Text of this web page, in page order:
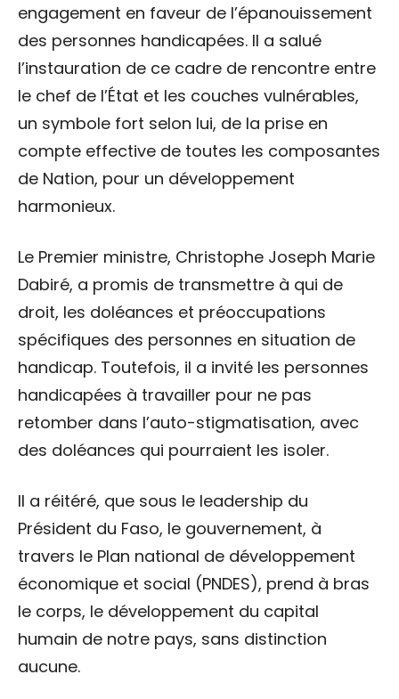
engagement en faveur de l’épanouissement
des personnes handicapées. Il a salué
l’instauration de ce cadre de rencontre entre
le chef de l’État et les couches vulnérables,
un symbole fort selon lui, de la prise en
compte effective de toutes les composantes
de Nation, pour un développement
harmonieux.
Le Premier ministre, Christophe Joseph Marie
Dabiré, a promis de transmettre à qui de
droit, les doléances et préoccupations
spécifiques des personnes en situation de
handicap. Toutefois, il a invité les personnes
handicapées à travailler pour ne pas
retomber dans l’auto-stigmatisation, avec
des doléances qui pourraient les isoler.
Il a réitéré, que sous le leadership du
Président du Faso, le gouvernement, à
travers le Plan national de développement
économique et social (PNDES), prend à bras
le corps, le développement du capital
humain de notre pays, sans distinction
aucune.